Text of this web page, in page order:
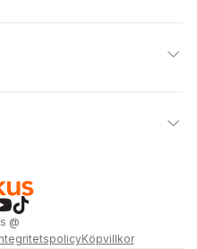
@
Köpvillkor